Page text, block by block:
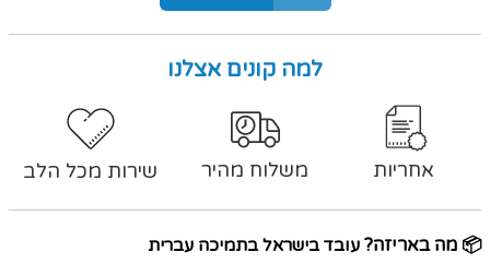
למה קונים אצלנו
אחריות משלוח מהיר שירות מכל הלב
📦 מה באריזה? עובד בישראל בתמיכה עברית